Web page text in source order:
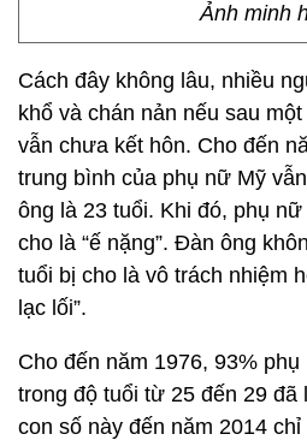
Ảnh minh
Cách đây không lâu, nhiều
khổ và chán nản nếu sau
vẫn chưa kết hôn. Cho đến
trung bình của phụ nữ Mỹ
ông là 23 tuổi. Khi đó, phụ
cho là “ế nặng”. Đàn ông
tuổi bị cho là vô trách nhiệm
lạc lối”.
Cho đến năm 1976, 93%
trong độ tuổi từ 25 đến 29 đã
con số này đến năm 2014